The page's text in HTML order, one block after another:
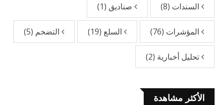
السندات (8) صناديق (1)
المؤشرات (76) السلع (19) التضخم (5)
تحليل أخبارية (2)
الأكثر مشاهدة